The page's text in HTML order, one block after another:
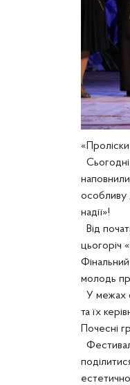
«Проліски
особливу
надії»!
Від
цьогоріч
Фінальний
молодь
У межах
та їх
Почесні